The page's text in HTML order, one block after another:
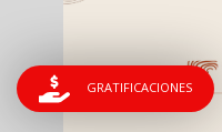
GRATIFICACIONES